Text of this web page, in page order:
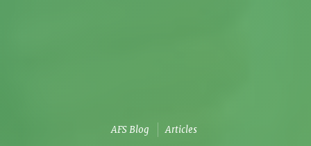
AFS Blog Articles